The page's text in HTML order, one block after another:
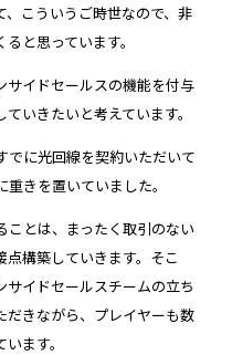
こういうご時世なので、非
と思っています。
サイドセールスの機能を付与
いきたいと考えています。
でに光回線を契約いただいて
きを置いていました。
ことは、まったく取引のない
構築していきます。そこ
イドセールスチームの立ち
だきながら、プレイヤーも数
ます。